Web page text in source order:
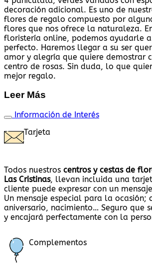
decoración adicional. Es uno de
flores de regalo compuesto por
flores que nos ofrece la naturaleza.
floristería online, podemos ayudarle
perfecto. Haremos llegar a su ser
amor y alegría que quiere demostrar
centro de rosas. Sin duda, lo que
mejor regalo.
Leer Más
Información de Interés
Tarjeta
Todos nuestros centros y cestas de
Las Cristinas, llevan incluida una
cliente puede expresar con un
Un mensaje especial para la ocasión;
aniversario, nacimiento… Seguro que
y encajará perfectamente con la
Complementos